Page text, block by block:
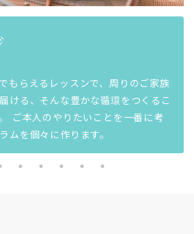
もらえるレッスンで、周りのご家族
ける、そんな豊かな循環をつくるこ
ご本人のやりたいことを一番に考
ムを個々に作ります。